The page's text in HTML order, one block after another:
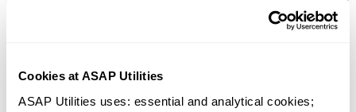
Cookies at ASAP Utilities
ASAP Utilities uses: essential and analytical cookies;
選択したセルにシート名を挿入
ヒント: Alt + で次のツールを開きます。